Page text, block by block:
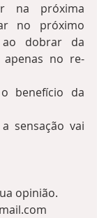
na próxima
no próximo
dobrar da
apenas no re-
benefício da
sensação vai
opinião.